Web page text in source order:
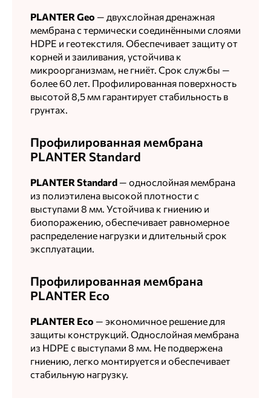
PLANTER Geo — двухслойная дренажная
мембрана с термически соединёнными слоями
HDPE и геотекстиля. Обеспечивает защиту от
корней и заиливания, устойчива к
микроорганизмам, не гниёт. Срок службы —
более 60 лет. Профилированная поверхность
высотой 8,5 мм гарантирует стабильность в
грунтах.
Профилированная мембрана
PLANTER Standard
PLANTER Standard— однослойная мембрана
из полиэтилена высокой плотности с
выступами 8 мм. Устойчива к гниению и
биопоражению, обеспечивает равномерное
распределение нагрузки и длительный срок
эксплуатации.
Профилированная мембрана
PLANTER Eco
PLANTER Eco — экономичное решение для
защиты конструкций. Однослойная мембрана
из HDPE с выступами 8 мм. Не подвержена
гниению, легко монтируется и обеспечивает
стабильную нагрузку.